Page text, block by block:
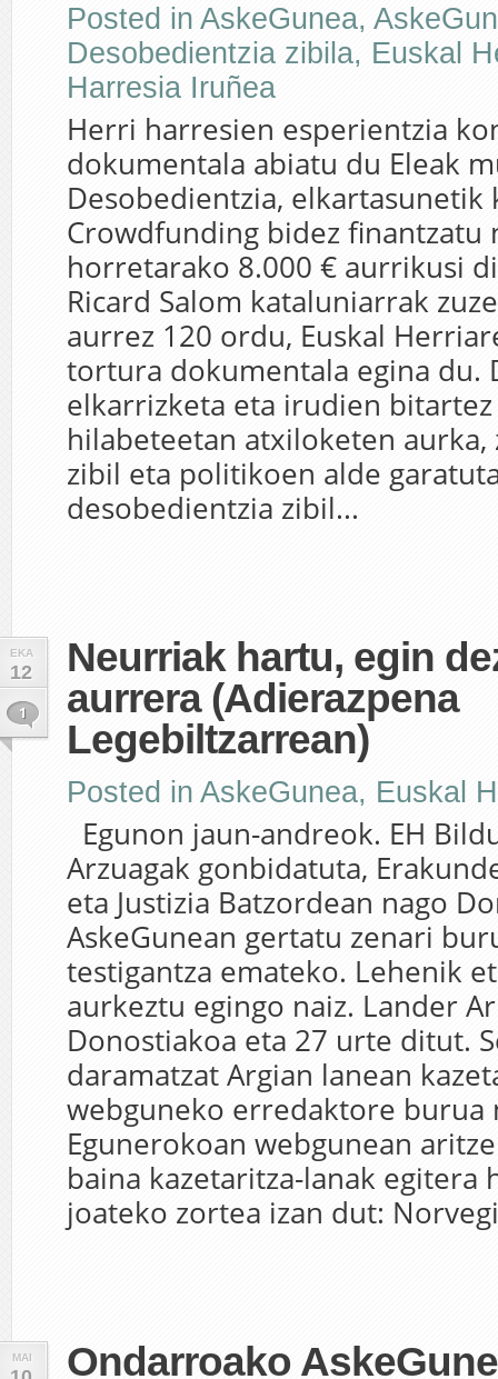
Posted in AskeGunea,
Desobedientzia zibila, Euskal
Harresia Iruñea
Herri harresien esperientzia
dokumentala abiatu du Eleak
Desobedientzia,
Crowdfunding bidez finantzatu
horretarako 8.000 € aurrikusi
Ricard Salom kataluniarrak
aurrez 120 ordu, Euskal
tortura dokumentala egina du.
elkarrizketa eta irudien bitartez
hilabeteetan atxiloketen aurka,
zibil eta politikoen alde
desobedientzia zibil...
EKA
12
1
Neurriak hartu, egin
aurrera (Adierazpena
Legebiltzarrean)
Posted in AskeGunea, Euskal
Egunon jaun-andreok. EH
Arzuagak gonbidatuta,
eta Justizia Batzordean nago
AskeGunean gertatu zenari
testigantza emateko. Lehenik
aurkeztu egingo naiz. Lander
Donostiakoa eta 27 urte ditut.
daramatzat Argian lanean
webguneko erredaktore burua
Egunerokoan webgunean
baina kazetaritza-lanak egitera
joateko zortea izan dut:
MAI Ondarroako